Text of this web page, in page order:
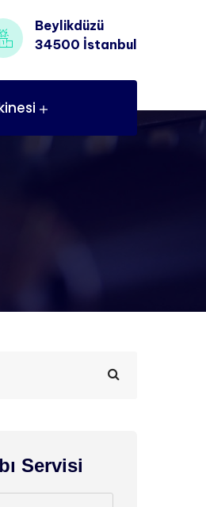
Beylikdüzü
34500 İstanbul
Servisi